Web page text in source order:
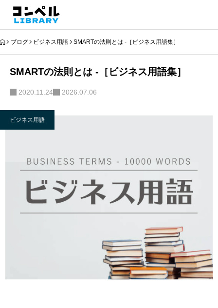
ブログ ビジネス用語 SMARTの法則とは -［ビジネス用語集］
SMARTの法則とは -［ビジネス用語集］
2020.11.24 2026.07.06
ビジネス用語